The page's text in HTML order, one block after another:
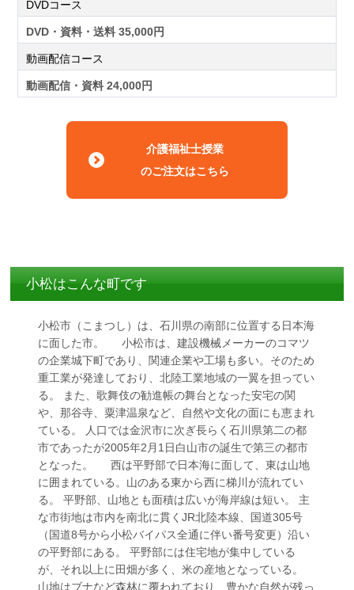
DVDコース
DVD・資料・送料 35,000円
動画配信コース
動画配信・資料 24,000円
介護福祉士授業
のご注文はこちら
小松はこんな町です
小松市（こまつし）は、石川県の南部に位置する日本海
に面した市。 小松市は、建設機械メーカーのコマツ
の企業城下町であり、関連企業や工場も多い。そのため
重工業が発達しており、北陸工業地域の一翼を担ってい
る。 また、歌舞伎の勧進帳の舞台となった安宅の関
や、那谷寺、粟津温泉など、自然や文化の面にも恵まれ
ている。 人口では金沢市に次ぎ長らく石川県第二の都
市であったが2005年2月1日白山市の誕生で第三の都市
となった。 西は平野部で日本海に面して、東は山地
に囲まれている。山のある東から西に梯川が流れてい
る。 平野部、山地とも面積は広いが海岸線は短い。 主
な市街地は市内を南北に貫くJR北陸本線、国道305号
（国道8号から小松バイパス全通に伴い番号変更）沿い
の平野部にある。 平野部には住宅地が集中している
が、それ以上に田畑が多く、米の産地となっている。
山地はブナなど森林に覆われており、豊かな自然が残っ